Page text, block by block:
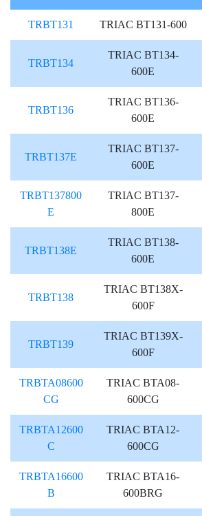
TRBT131 TRIAC BT131-600
TRBT134
TRIAC BT134-
600E
TRBT136
TRIAC BT136-
600E
TRBT137E
TRIAC BT137-
600E
TRBT137800
E
TRIAC BT137-
800E
TRBT138E
TRIAC BT138-
600E
TRBT138
TRIAC BT138X-
600F
TRBT139
TRIAC BT139X-
600F
TRBTA08600
CG
TRIAC BTA08-
600CG
TRBTA12600
C
TRIAC BTA12-
600CG
TRBTA16600
B
TRIAC BTA16-
600BRG